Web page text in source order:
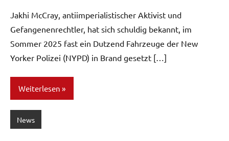
Jakhi McCray, antiimperialistischer Aktivist und
Gefangenenrechtler, hat sich schuldig bekannt, im
Sommer 2025 fast ein Dutzend Fahrzeuge der New
Yorker Polizei (NYPD) in Brand gesetzt […]
Weiterlesen
News